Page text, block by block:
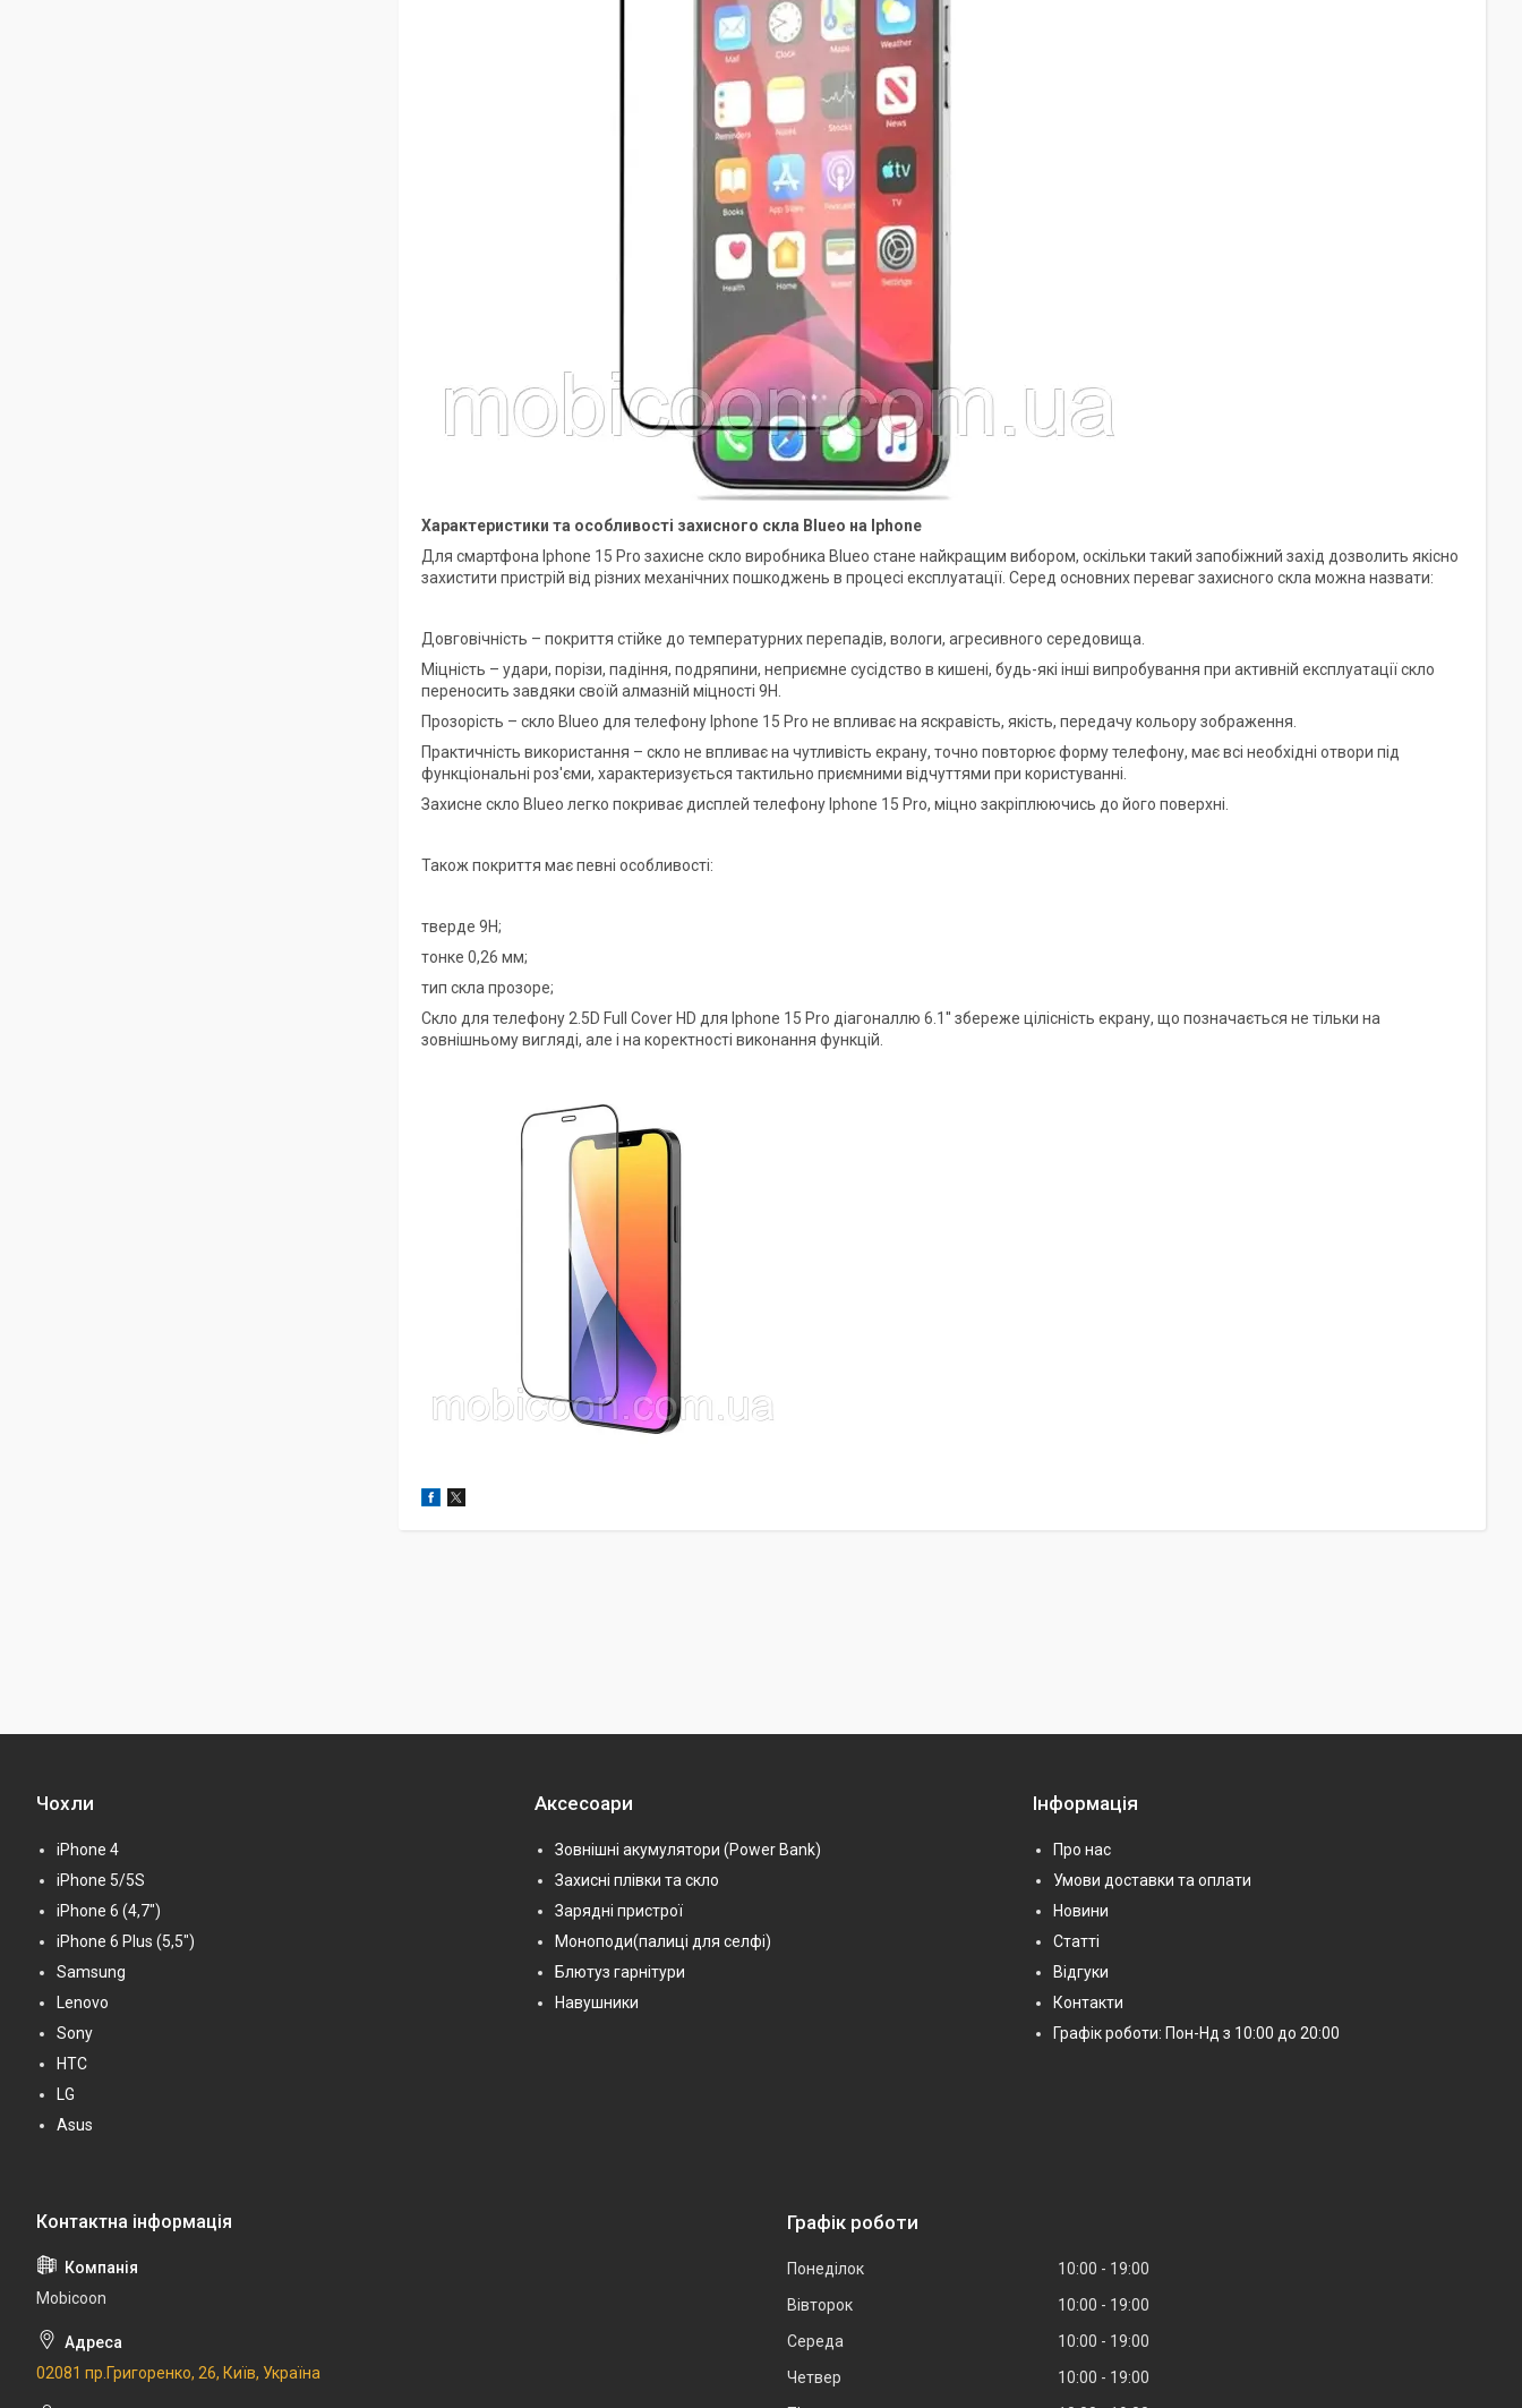
Характеристики та особливості захисного скла Blueo на Iphone
Для смартфона Iphone 15 Pro захисне скло виробника Blueo стане найкращим вибором, оскільки такий запобіжний захід дозволить якісно
захистити пристрій від різних механічних пошкоджень в процесі експлуатації. Серед основних переваг захисного скла можна назвати:
Довговічність – покриття стійке до температурних перепадів, вологи, агресивного середовища.
Міцність – удари, порізи, падіння, подряпини, неприємне сусідство в кишені, будь-які інші випробування при активній експлуатації скло
переносить завдяки своїй алмазній міцності 9Н.
Прозорість – скло Blueo для телефону Iphone 15 Pro не впливає на яскравість, якість, передачу кольору зображення.
Практичність використання – скло не впливає на чутливість екрану, точно повторює форму телефону, має всі необхідні отвори під
функціональні роз'єми, характеризується тактильно приємними відчуттями при користуванні.
Захисне скло Blueo легко покриває дисплей телефону Iphone 15 Pro, міцно закріплюючись до його поверхні.
Також покриття має певні особливості:
тверде 9Н;
тонке 0,26 мм;
тип скла прозоре;
Скло для телефону 2.5D Full Cover HD для Iphone 15 Pro діагоналлю 6.1'' збереже цілісність екрану, що позначається не тільки на
зовнішньому вигляді, але і на коректності виконання функцій.
Чохли
iPhone 4
iPhone 5/5S
iPhone 6 (4,7")
iPhone 6 Plus (5,5")
Samsung
Lenovo
Sony
HTC
LG
Asus
Аксесоари
Зовнішні акумулятори (Power Bank)
Захисні плівки та скло
Зарядні пристрої
Моноподи(палиці для селфі)
Блютуз гарнітури
Навушники
Інформація
Про нас
Умови доставки та оплати
Новини
Статті
Відгуки
Контакти
Графік роботи: Пон-Нд з 10:00 до 20:00
Mobicoon
02081 пр.Григоренко, 26, Київ, Україна
Графік роботи
Понеділок 10:00
19:00
Вівторок
10:00
19:00
Середа
10:00
19:00
Четвер
10:00
19:00